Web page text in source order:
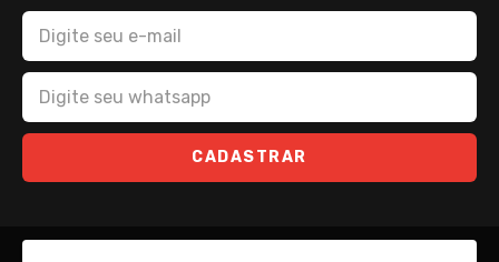
CADASTRAR